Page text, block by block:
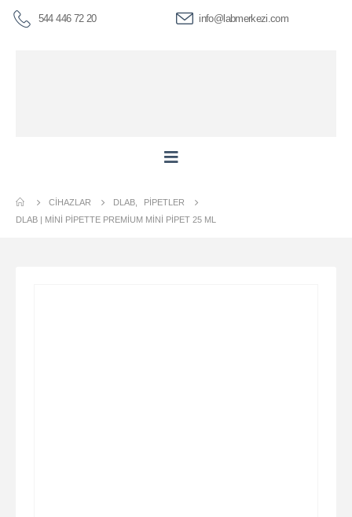
544 446 72 20 info@labmerkezi.com
CIHAZLAR DLAB
PIPETLER
DLAB | MINI PIPETTE PREMIUM MINI PIPET 25 ΜL